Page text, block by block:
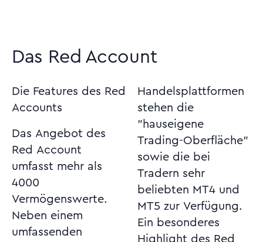
Das Red Account
Die Features des Red
Accounts
Das Angebot des
Red Account
umfasst mehr als
4000
Vermögenswerte.
Neben einem
umfassenden
Handelsplattformen
stehen die
"hauseigene
Trading-Oberfläche"
sowie die bei
Tradern sehr
beliebten MT4 und
MT5 zur Verfügung.
Ein besonderes
Highlight des Red